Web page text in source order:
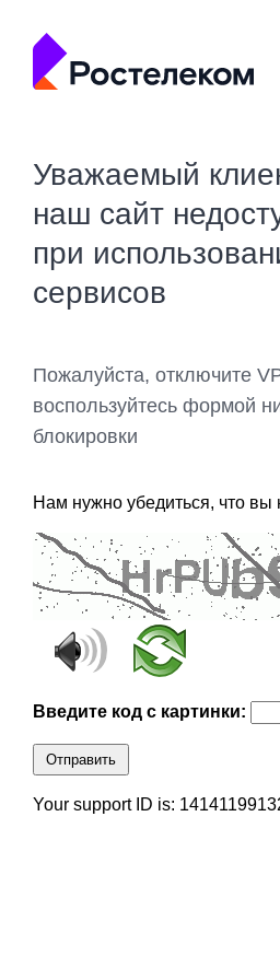
Уважаемый
наш сайт
при
сервисов
Пожалуйста, отключите
воспользуйтесь формой
блокировки
Нам нужно убедиться, что вы
Введите код с картинки:
Отправить
Your support ID is: